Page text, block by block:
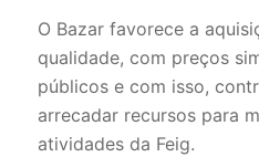
O Bazar favorece a
qualidade, com preços
públicos e com isso,
arrecadar recursos para
atividades da Feig.